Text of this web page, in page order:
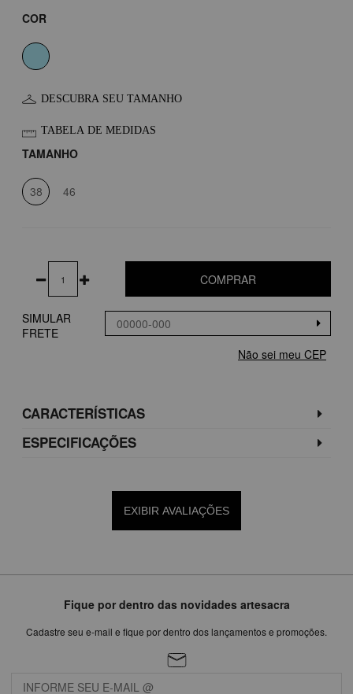
COR
DESCUBRA SEU TAMANHO
TABELA DE MEDIDAS
TAMANHO
38 46
COMPRAR
SIMULAR
FRETE
Não sei meu CEP
CARACTERÍSTICAS
ESPECIFICAÇÕES
EXIBIR AVALIAÇÕES
Fique por dentro das novidades artesacra
Cadastre seu e-mail e fique por dentro dos lançamentos e promoções.